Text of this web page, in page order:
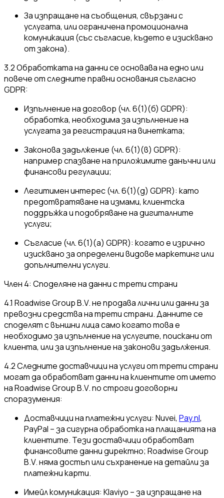
За изпращане на съобщения, свързани с
услугата, или ограничена промоционална
комуникация (със съгласие, където е изисквано
от закона).
3.2 Обработката на данни се основава на едно или
повече от следните правни основания съгласно
GDPR:
Изпълнение на договор (чл. 6(1)(б) GDPR):
обработка, необходима за изпълнение на
услугата за регистрация на винетката;
Законова задължение (чл. 6(1)(в) GDPR):
например спазване на приложимите данъчни или
финансови регулации;
Легитимен интерес (чл. 6(1)(д) GDPR): като
предотвратяване на измами, клиентска
поддръжка и подобряване на дигиталните
услуги;
Съгласие (чл. 6(1)(а) GDPR): когато е изрично
изисквано за определени видове маркетинг или
допълнителни услуги.
Член 4: Споделяне на данни с трети страни
4.1 Roadwise Group B.V. не продава лични или данни за
превозни средства на трети страни. Данните се
споделят с външни лица само когато това е
необходимо за изпълнение на услугите, поискани от
клиента, или за изпълнение на законови задължения.
4.2 Следните доставчици на услуги от трети страни
могат да обработват данни на клиентите от името
на Roadwise Group B.V. по строги договорни
споразумения:
Доставчици на платежни услуги: Nuvei, Pay.nl,
PayPal – за сигурна обработка на плащанията на
клиентите. Тези доставчици обработват
финансовите данни директно; Roadwise Group
B.V. няма достъп или съхранение на детайли за
платежни карти.
Имейл комуникация: Klaviyo – за изпращане на